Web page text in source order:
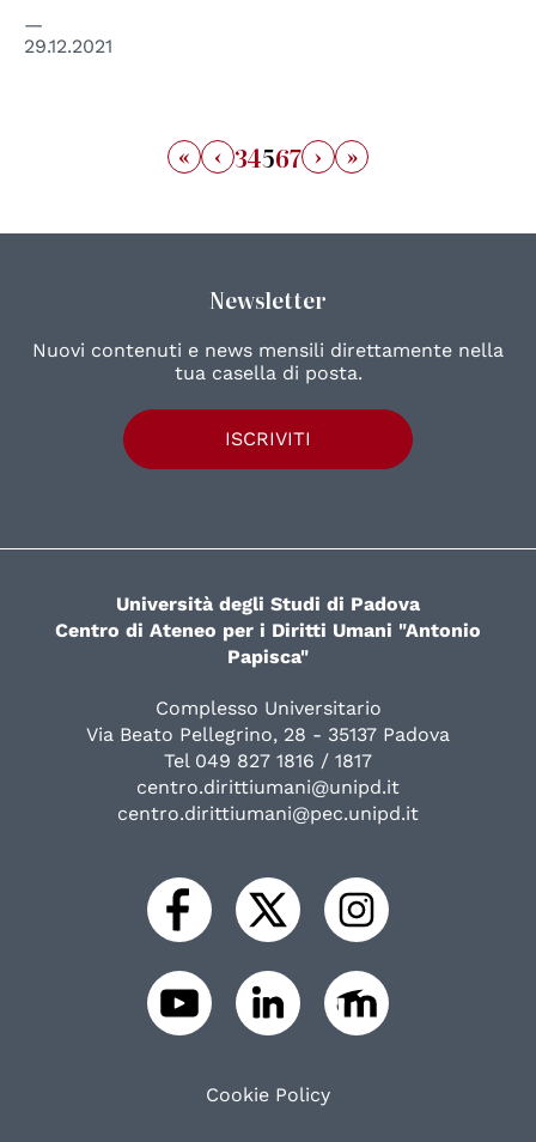
29.12.2021
« ‹ 34567 › »
Newsletter
Nuovi contenuti e news mensili direttamente nella
tua casella di posta.
ISCRIVITI
Università degli Studi di Padova
Centro di Ateneo per i Diritti Umani "Antonio
Papisca"
Complesso Universitario
Via Beato Pellegrino, 28 - 35137 Padova
Tel 049 827 1816 / 1817
centro.dirittiumani@unipd.it
centro.dirittiumani@pec.unipd.it
Cookie Policy